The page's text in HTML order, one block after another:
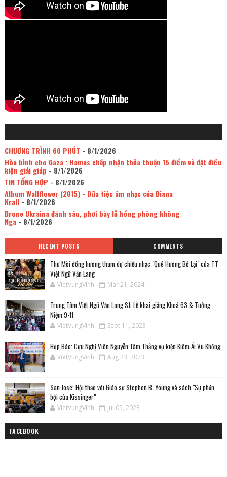
CHƯƠNG TRÌNH 60 PHÚT - 8/1/2026
Hòa bình cho Gaza : Hamas chấp nhận thỏa thuận 15 điểm và đặt điều
kiện giải giáp - 8/1/2026
TIN TỔNG HỢP - 8/1/2026
Album Wallflower (2015) - Bữa tiệc âm nhạc của Diana
Krall- 8/1/2026
Drone Ukraina đánh sâu, phơi bày lỗ hổng phòng không
Nga- 8/1/2026
RECENT POSTS COMMENTS
Thư Mời đồng hương tham dự chiều nhạc "Quê Hương Bỏ Lại" của TT
Việt Ngữ Văn Lang
VietVungVinh Mar 21, 2024
Trung Tâm Việt Ngữ Văn Lang SJ: Lễ khai giảng Khoá 63 & Tưởng
Niệm 9-11
VietVungVinh Sept 11, 2023
Họp Báo: Cựu Nghị Viên Nguyễn Tâm Thắng vụ kiện Kiêm Ái Vu Khống.
VietVungVinh Aug 23, 2023
San Jose: Hội thảo với Giáo sư Stephen B. Young và sách "Sự phản
bội của Kissinger"
VietVungVinh Jul 05, 2023
FACEBOOK